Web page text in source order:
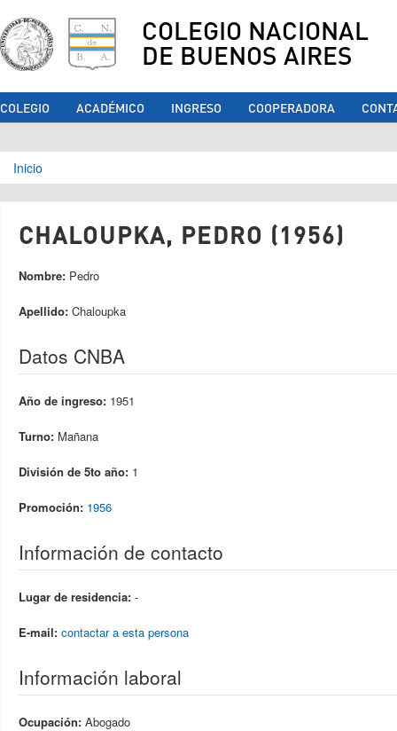
COLEGIO NACIONAL
DE BUENOS AIRES
COLEGIO ACADÉMICO INGRESO COOPERADORA
Se encuentra usted aquí
Inicio
CHALOUPKA, PEDRO (1956)
Nombre: Pedro
Apellido: Chaloupka
Datos CNBA
Año de ingreso: 1951
Turno: Mañana
División de 5to año: 1
Promoción: 1956
Información de contacto
Lugar de residencia: -
E-mail: contactar a esta persona
Información laboral
Ocupación: Abogado